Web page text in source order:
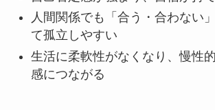
人間関係でも「合う・合わない
て孤立しやすい
生活に柔軟性がなくなり、慢性
感につながる